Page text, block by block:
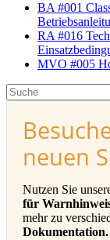
BA #001
RA #016
MVO #005
Search
neuen
Nutzen Sie
für
mehr zu
Dokumentation.